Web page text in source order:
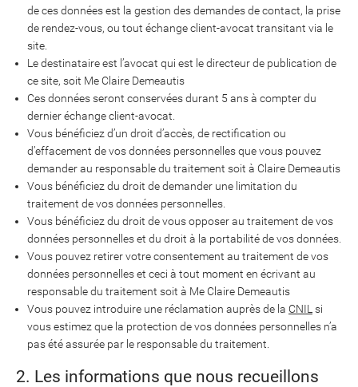
de ces données est la gestion des demandes de contact, la prise
de rendez-vous, ou tout échange client-avocat transitant via le
site.
Le destinataire est l’avocat qui est le directeur de publication de
ce site, soit Me Claire Demeautis
Ces données seront conservées durant 5 ans à compter du
dernier échange client-avocat.
Vous bénéficiez d’un droit d’accès, de rectification ou
d’effacement de vos données personnelles que vous pouvez
demander au responsable du traitement soit à Claire Demeautis
Vous bénéficiez du droit de demander une limitation du
traitement de vos données personnelles.
Vous bénéficiez du droit de vous opposer au traitement de vos
données personnelles et du droit à la portabilité de vos données.
Vous pouvez retirer votre consentement au traitement de vos
données personnelles et ceci à tout moment en écrivant au
responsable du traitement soit à Me Claire Demeautis
Vous pouvez introduire une réclamation auprès de la CNIL si
vous estimez que la protection de vos données personnelles n’a
pas été assurée par le responsable du traitement.
2. Les informations que nous recueillons